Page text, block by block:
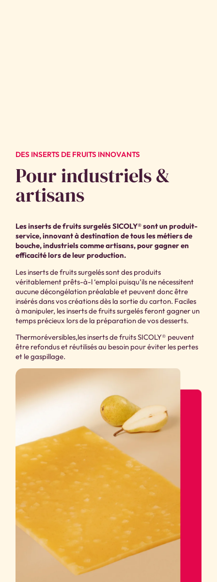
DES INSERTS DE FRUITS INNOVANTS
Pour industriels &
artisans
Les inserts de fruits surgelés SICOLY® sont un produit-
service, innovant à destination de tous les métiers de
bouche, industriels comme artisans, pour gagner en
efficacité lors de leur production.
Les inserts de fruits surgelés sont des produits
véritablement prêts-à-l ‘emploi puisqu’ils ne nécessitent
aucune décongélation préalable et peuvent donc être
insérés dans vos créations dès la sortie du carton. Faciles
à manipuler, les inserts de fruits surgelés feront gagner un
temps précieux lors de la préparation de vos desserts.
Thermoréversibles,les inserts de fruits SICOLY® peuvent
être refondus et réutilisés au besoin pour éviter les pertes
et le gaspillage.